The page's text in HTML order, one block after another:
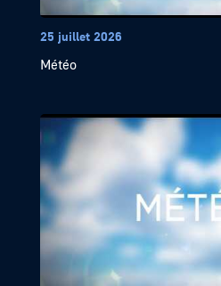
25 juillet 2026
Météo